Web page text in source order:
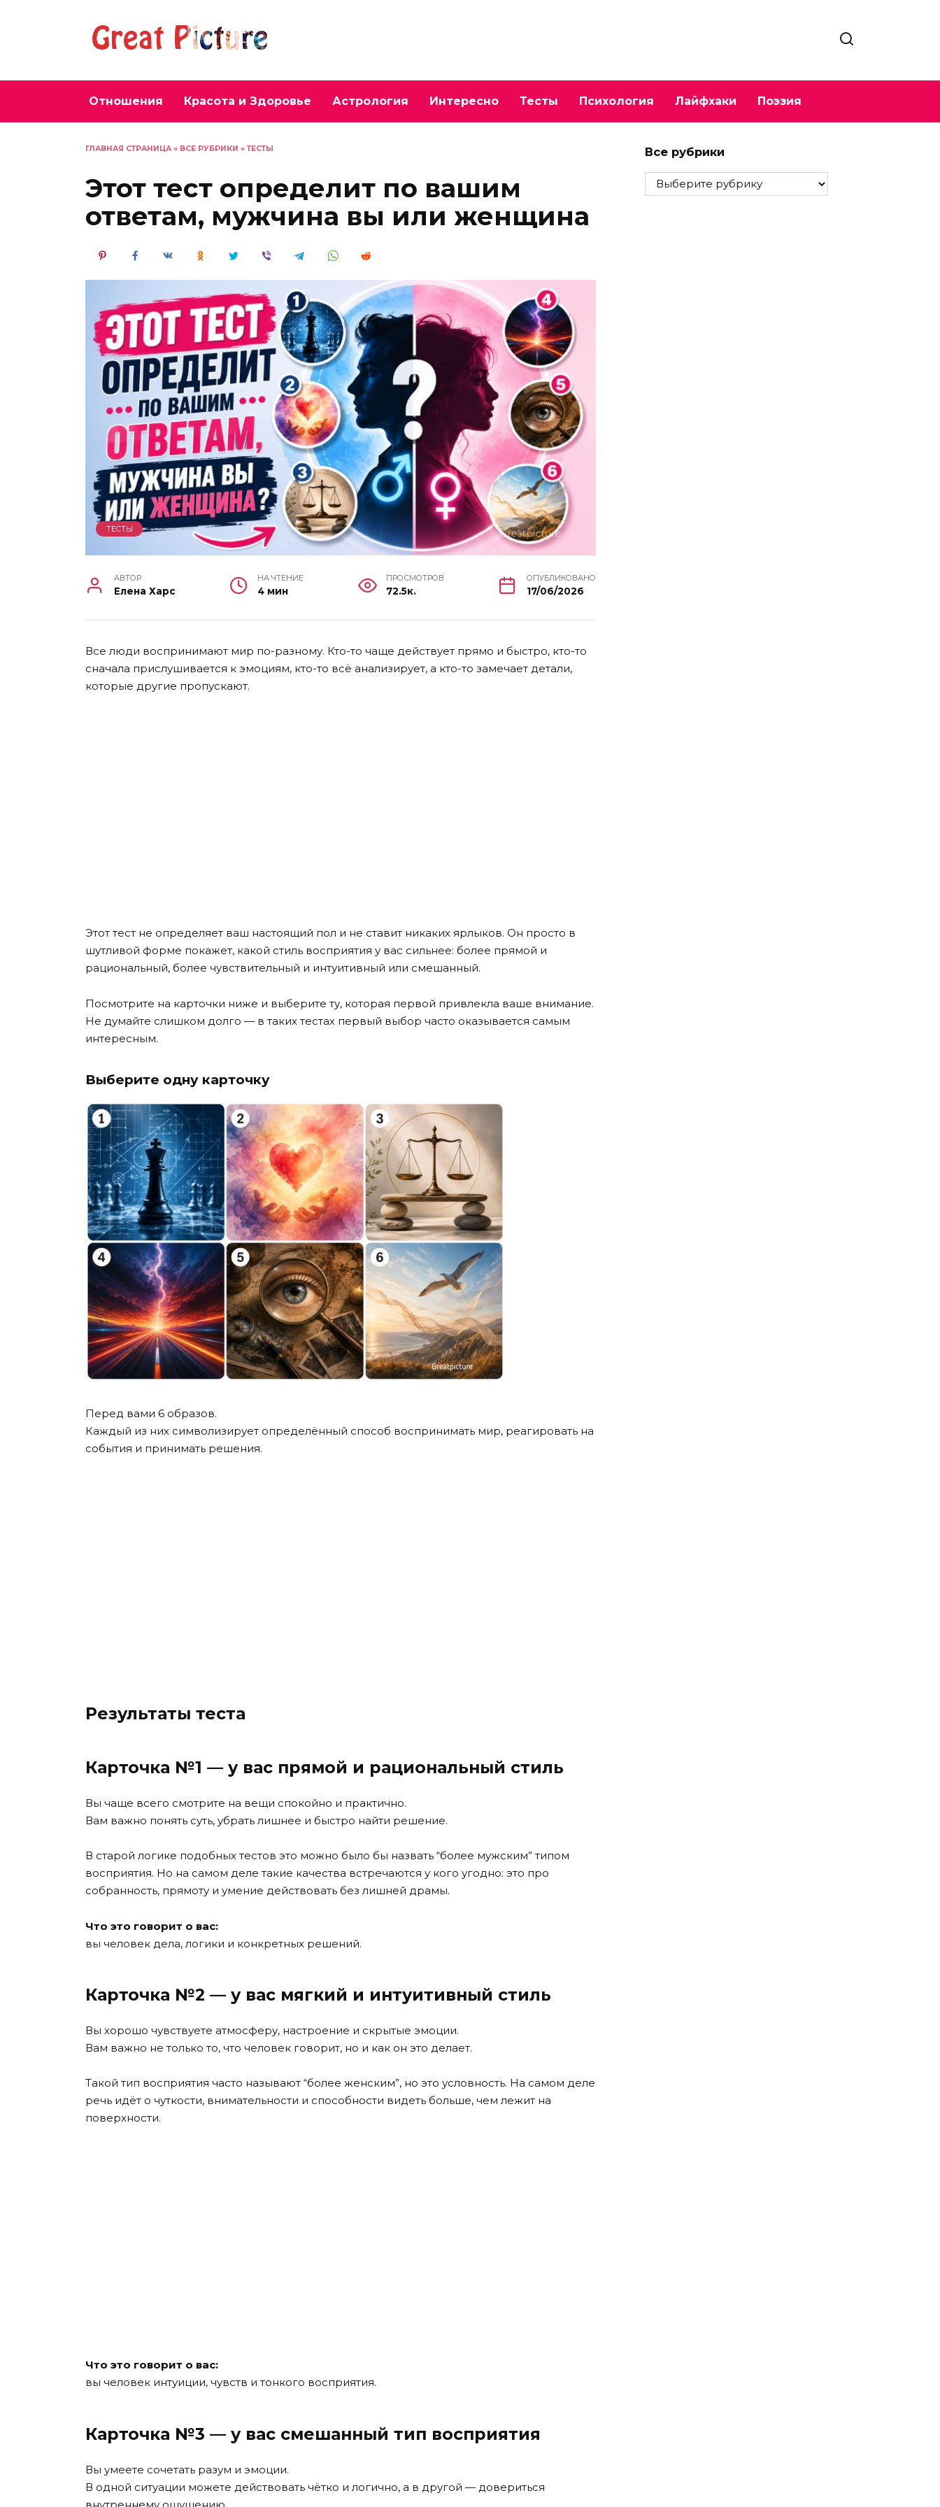
Отношения Красота и Здоровье Астрология Интересно Тесты Психология Лайфхаки Поэзия
ГЛАВНАЯ СТРАНИЦА » ВСЕ РУБРИКИ »ТЕСТЫ
Этот тест определит по вашим
ответам, мужчина вы или женщина
ТЕСТЫ
АВТОР
Елена Харс
НА ЧТЕНИЕ
4 мин
ПРОСМОТРОВ
72.5к.
ОПУБЛИКОВАНО
17/06/2026
Все люди воспринимают мир по-разному. Кто-то чаще действует прямо и быстро, кто-то
сначала прислушивается к эмоциям, кто-то всё анализирует, а кто-то замечает детали,
которые другие пропускают.
Этот тест не определяет ваш настоящий пол и не ставит никаких ярлыков. Он просто в
шутливой форме покажет, какой стиль восприятия у вас сильнее: более прямой и
рациональный, более чувствительный и интуитивный или смешанный.
Посмотрите на карточки ниже и выберите ту, которая первой привлекла ваше внимание.
Не думайте слишком долго — в таких тестах первый выбор часто оказывается самым
интересным.
Выберите одну карточку
Перед вами 6 образов.
Каждый из них символизирует определённый способ воспринимать мир, реагировать на
события и принимать решения.
Результаты теста
Карточка №1 — у вас прямой и рациональный стиль
Вы чаще всего смотрите на вещи спокойно и практично.
Вам важно понять суть, убрать лишнее и быстро найти решение.
В старой логике подобных тестов это можно было бы назвать “более мужским” типом
восприятия. Но на самом деле такие качества встречаются у кого угодно: это про
собранность, прямоту и умение действовать без лишней драмы.
Что это говорит о вас:
вы человек дела, логики и конкретных решений.
Карточка №2 — у вас мягкий и интуитивный стиль
Вы хорошо чувствуете атмосферу, настроение и скрытые эмоции.
Вам важно не только то, что человек говорит, но и как он это делает.
Такой тип восприятия часто называют “более женским”, но это условность. На самом деле
речь идёт о чуткости, внимательности и способности видеть больше, чем лежит на
поверхности.
Что это говорит о вас:
вы человек интуиции, чувств и тонкого восприятия.
Карточка №3 — у вас смешанный тип восприятия
Вы умеете сочетать разум и эмоции.
В одной ситуации можете действовать чётко и логично, а в другой — довериться
Все рубрики
Все
рубрики